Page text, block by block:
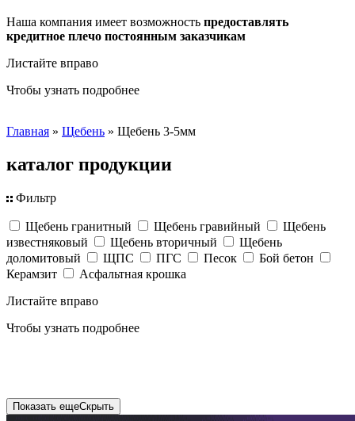
Наша компания имеет возможность предоставлять
кредитное плечо постоянным заказчикам
Листайте вправо
Чтобы узнать подробнее
Главная » Щебень » Щебень 3-5мм
каталог продукции
Фильтр
Щебень гранитный Щебень гравийный
Щебень
известняковый
Щебень вторичный
Щебень
доломитовый
ЩПС ПГС Песок
Бой бетон
Керамзит
Асфальтная крошка
Листайте вправо
Чтобы узнать подробнее
Показать ещеСкрыть